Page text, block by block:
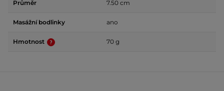
Průměr 7.50 cm
Masážní bodlinky ano
Hmotnost 70 g